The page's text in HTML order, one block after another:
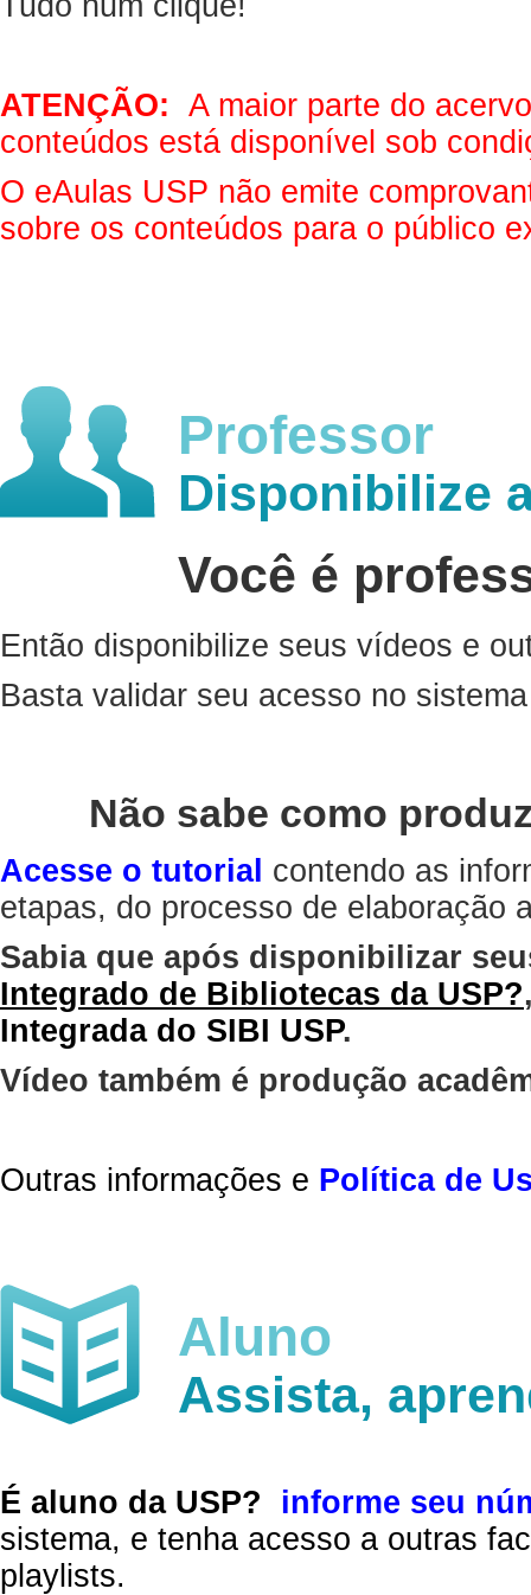
ATENÇÃO: A maior parte do
conteúdos está disponível sob
O eAulas USP não emite
sobre os conteúdos para o público
Professor
Disponibilize
Você é
Então disponibilize seus vídeos e
Basta validar seu acesso no
Não sabe como
Acesse o tutorial contendo as
etapas, do processo de elaboração
Sabia que após disponibilizar
Integrado de Bibliotecas da USP?
Integrada do SIBI USP.
Vídeo também é produção
Outras informações e Política de
Aluno
Assista,
É aluno da USP?
informe seu
sistema, e tenha acesso a outras
playlists.